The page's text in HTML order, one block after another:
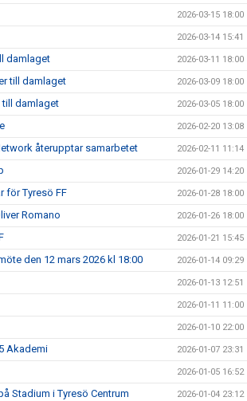
2026-03-15 18:00
2026-03-14 15:41
damlaget 2026-03-11 18:00
till damlaget 2026-03-09 18:00
damlaget 2026-03-05 18:00
2026-02-20 13:08
återupptar samarbetet 2026-02-11 11:14
2026-01-29 14:20
för Tyresö FF 2026-01-28 18:00
Romano 2026-01-26 18:00
2026-01-21 15:45
den 12 mars 2026 kl 18:00 2026-01-14 09:29
2026-01-13 12:51
2026-01-11 11:00
2026-01-10 22:00
Akademi 2026-01-07 23:31
2026-01-05 16:52
Stadium i Tyresö Centrum 2026-01-04 23:12